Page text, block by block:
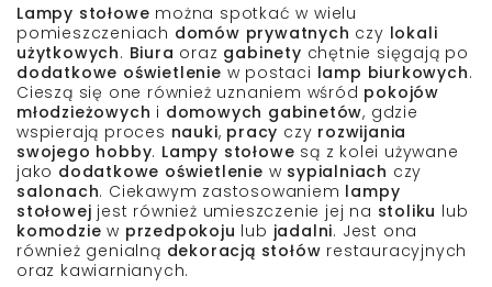
Lampy stołowe można spotkać w wielu
pomieszczeniach domów prywatnych czy lokali
użytkowych. Biura oraz gabinety chętnie sięgają po
dodatkowe oświetlenie w postaci lamp biurkowych.
Cieszą się one również uznaniem wśród pokojów
młodzieżowych i domowych gabinetów, gdzie
wspierają proces nauki, pracy czy rozwijania
swojego hobby. Lampy stołowe są z kolei używane
jako dodatkowe oświetlenie w sypialniach czy
salonach. Ciekawym zastosowaniem lampy
stołowej jest również umieszczenie jej na stoliku lub
komodzie w przedpokoju lub jadalni. Jest ona
również genialną dekoracją stołów restauracyjnych
oraz kawiarnianych.